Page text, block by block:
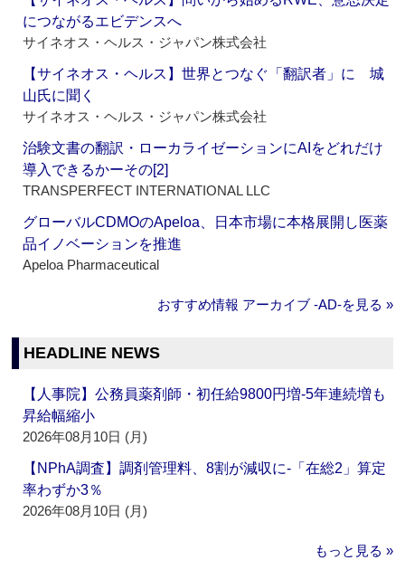
につながるエビデンスへ
サイネオス・ヘルス・ジャパン株式会社
【サイネオス・ヘルス】世界とつなぐ「翻訳者」に 城
山氏に聞く
サイネオス・ヘルス・ジャパン株式会社
治験文書の翻訳・ローカライゼーションにAIをどれだけ
導入できるかーその[2]
TRANSPERFECT INTERNATIONAL LLC
グローバルCDMOのApeloa、日本市場に本格展開し医薬
品イノベーションを推進
Apeloa Pharmaceutical
おすすめ情報 アーカイブ ‐AD‐を見る »
HEADLINE NEWS
【人事院】公務員薬剤師・初任給9800円増‐5年連続増も
昇給幅縮小
2026年08月10日 (月)
【NPhA調査】調剤管理料、8割が減収に‐「在総2」算定
率わずか3％
2026年08月10日 (月)
もっと見る »